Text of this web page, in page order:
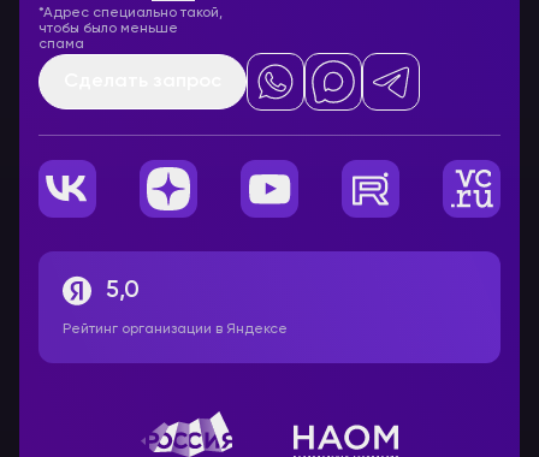
*Адрес специально такой,
чтобы было меньше
спама
5,0
Рейтинг организации в Яндексе